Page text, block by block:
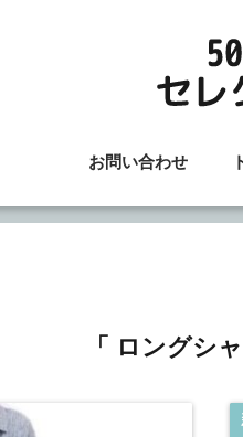
お問い合わせ
「 ロングシ